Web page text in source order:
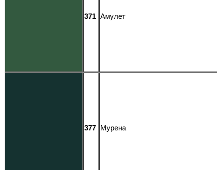
371 Амулет
377 Мурена